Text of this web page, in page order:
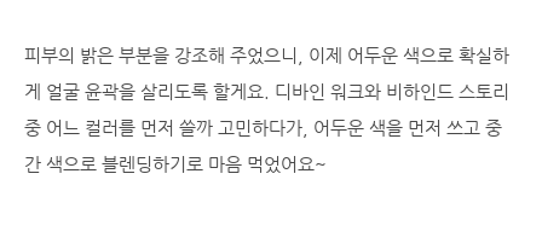
피부의 밝은 부분을 강조해 주었으니, 이제 어두운 색으로 확실하
게 얼굴 윤곽을 살리도록 할게요. 디바인 워크와 비하인드 스토리
중 어느 컬러를 먼저 쓸까 고민하다가, 어두운 색을 먼저 쓰고 중
간 색으로 블렌딩하기로 마음 먹었어요~